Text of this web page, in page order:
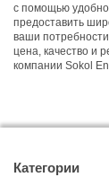
с помощью
предоставить
ваши
цена, качество и
компании Sokol
Категории